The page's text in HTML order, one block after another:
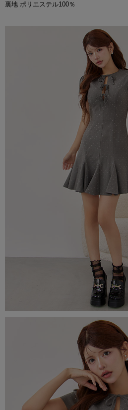
裏地 ポリエステル100％